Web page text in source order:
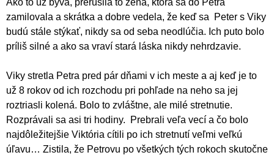
zamilovala a skrátka a dobre vedela, že keď sa Peter s Viky
budú stále stýkať, nikdy sa od seba neodlúčia. Ich puto bolo
príliš silné a ako sa vraví stará láska nikdy nehrdzavie.
Viky stretla Petra pred pár dňami v ich meste a aj keď je to
už 8 rokov od ich rozchodu pri pohľade na neho sa jej
roztriasli kolená. Bolo to zvláštne, ale milé stretnutie.
Rozprávali sa asi tri hodiny. Prebrali veľa vecí a čo bolo
najdôležitejšie Viktória cítili po ich stretnutí veľmi veľkú
úľavu… Zistila, že Petrovu po všetkých tých rokoch skutočne